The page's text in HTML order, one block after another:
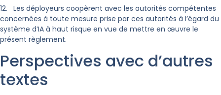
12. Les déployeurs coopèrent avec les autorités compétentes
concernées à toute mesure prise par ces autorités à l’égard du
système d’IA à haut risque en vue de mettre en œuvre le
présent règlement.
Perspectives avec d’autres
textes